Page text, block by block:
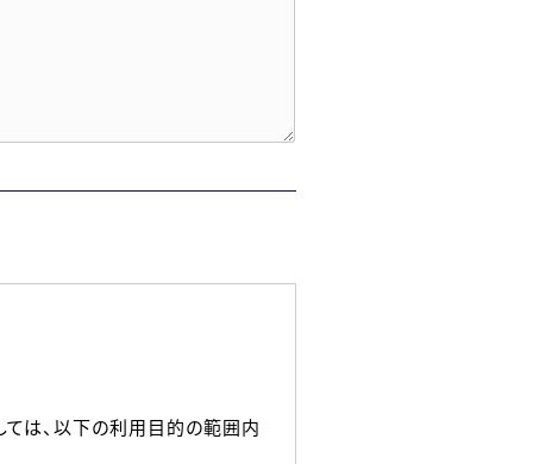
ては、以下の利用目的の範囲内